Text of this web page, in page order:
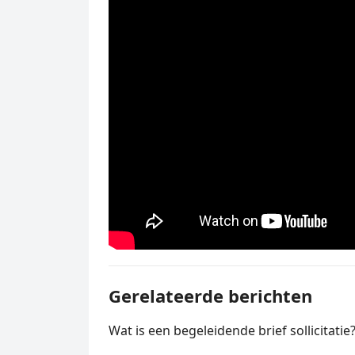
Gerelateerde berichten
Wat is een begeleidende brief sollicitatie?